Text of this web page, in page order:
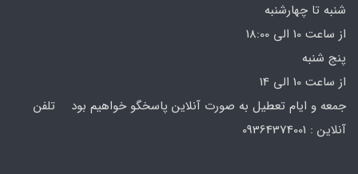
شنبه تا چهارشنبه
از ساعت 10 الی 18:00
پنج شنبه
از ساعت 10 الی 14
جمعه و ایام تعطیل به صورت آنلاین پاسخگو خواهیم بود تلفن